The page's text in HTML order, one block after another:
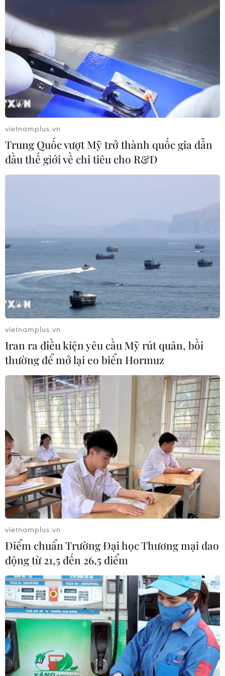
vietnamplus.vn
Trung Quốc vượt Mỹ trở thành quốc gia dẫn
đầu thế giới về chi tiêu cho R&D
vietnamplus.vn
Iran ra điều kiện yêu cầu Mỹ rút quân, bồi
thường để mở lại eo biển Hormuz
vietnamplus.vn
Điểm chuẩn Trường Đại học Thương mại dao
động từ 21,5 đến 26,5 điểm